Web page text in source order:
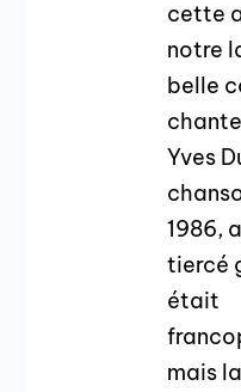
cette
notre
belle
Yves
1986,
tiercé
était
mais